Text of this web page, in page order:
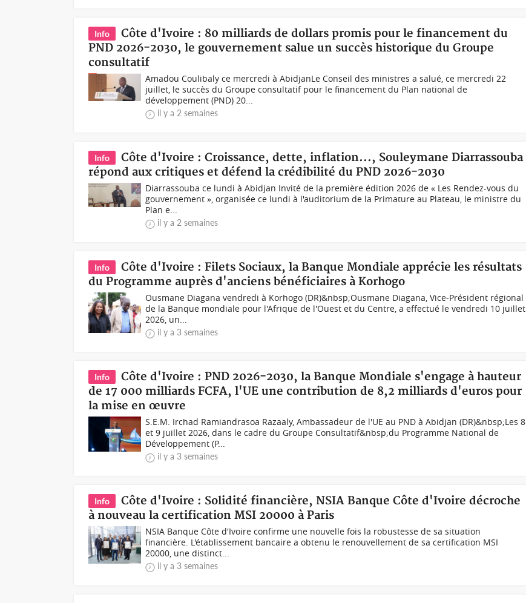
Info
Côte d'Ivoire : 80 milliards de dollars promis pour le financement du
PND 2026-2030, le gouvernement salue un succès historique du Groupe
consultatif
Amadou Coulibaly ce mercredi à AbidjanLe Conseil des ministres a salué, ce mercredi 22
juillet, le succès du Groupe consultatif pour le financement du Plan national de
développement (PND) 20...
il y a 2 semaines
Info
Côte d'Ivoire : Croissance, dette, inflation..., Souleymane Diarrassouba
répond aux critiques et défend la crédibilité du PND 2026-2030
Diarrassouba ce lundi à Abidjan Invité de la première édition 2026 de « Les Rendez-vous du
gouvernement », organisée ce lundi à l'auditorium de la Primature au Plateau, le ministre du
Plan e...
il y a 2 semaines
Info
Côte d'Ivoire : Filets Sociaux, la Banque Mondiale apprécie les résultats
du Programme auprès d'anciens bénéficiaires à Korhogo
Ousmane Diagana vendredi à Korhogo (DR)&nbsp;Ousmane Diagana, Vice-Président régional
de la Banque mondiale pour l'Afrique de l'Ouest et du Centre, a effectué le vendredi 10 juillet
2026, un...
il y a 3 semaines
Info
Côte d'Ivoire : PND 2026-2030, la Banque Mondiale s'engage à hauteur
de 17 000 milliards FCFA, l'UE une contribution de 8,2 milliards d'euros pour
la mise en œuvre
S.E.M. Irchad Ramiandrasoa Razaaly, Ambassadeur de l'UE au PND à Abidjan (DR)&nbsp;Les 8
et 9 juillet 2026, dans le cadre du Groupe Consultatif&nbsp;du Programme National de
Développement (P...
il y a 3 semaines
Info
Côte d'Ivoire : Solidité financière, NSIA Banque Côte d'Ivoire décroche
à nouveau la certification MSI 20000 à Paris
NSIA Banque Côte d'Ivoire confirme une nouvelle fois la robustesse de sa situation
financière. L'établissement bancaire a obtenu le renouvellement de sa certification MSI
20000, une distinct...
il y a 3 semaines